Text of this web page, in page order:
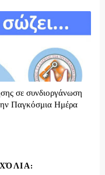
σε συνδιοργάνωση
Παγκόσμια Ημέρα